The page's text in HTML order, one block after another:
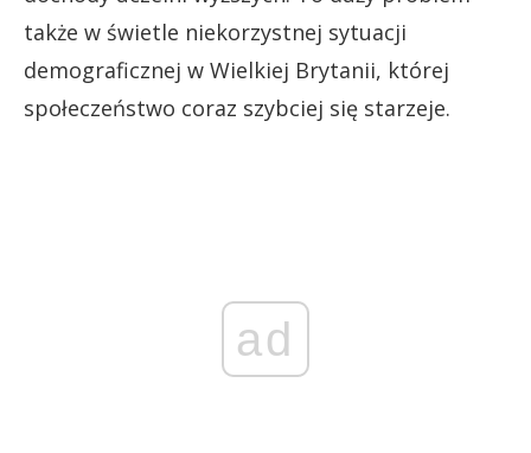
także w świetle niekorzystnej sytuacji
demograficznej w Wielkiej Brytanii, której
społeczeństwo coraz szybciej się starzeje.
ad